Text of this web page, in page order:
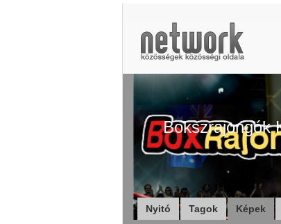
Bokszrajongók
Nyitó Tagok Képek